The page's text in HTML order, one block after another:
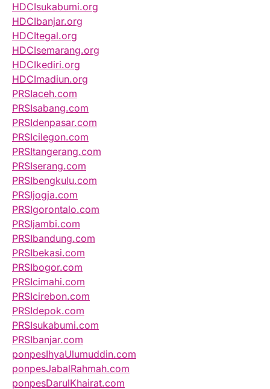
HDCIsukabumi.org
HDCIbanjar.org
HDCItegal.org
HDCIsemarang.org
HDCIkediri.org
HDCImadiun.org
PRSIaceh.com
PRSIsabang.com
PRSIdenpasar.com
PRSIcilegon.com
PRSItangerang.com
PRSIserang.com
PRSIbengkulu.com
PRSIjogja.com
PRSIgorontalo.com
PRSIjambi.com
PRSIbandung.com
PRSIbekasi.com
PRSIbogor.com
PRSIcimahi.com
PRSIcirebon.com
PRSIdepok.com
PRSIsukabumi.com
PRSIbanjar.com
ponpesIhyaUlumuddin.com
ponpesJabalRahmah.com
ponpesDarulKhairat.com